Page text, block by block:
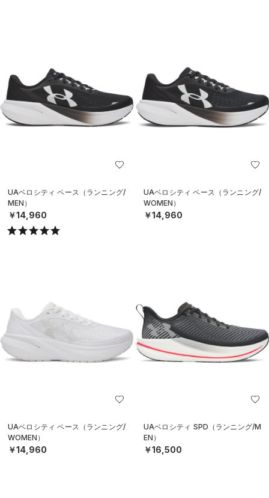
UAベロシティ ペース（ランニング/
MEN）
￥14,960
UAベロシティ ペース（ランニング/
WOMEN）
￥14,960
UAベロシティ ペース（ランニング/
WOMEN）
￥14,960
UAベロシティ SPD（ランニング/M
EN）
￥16,500